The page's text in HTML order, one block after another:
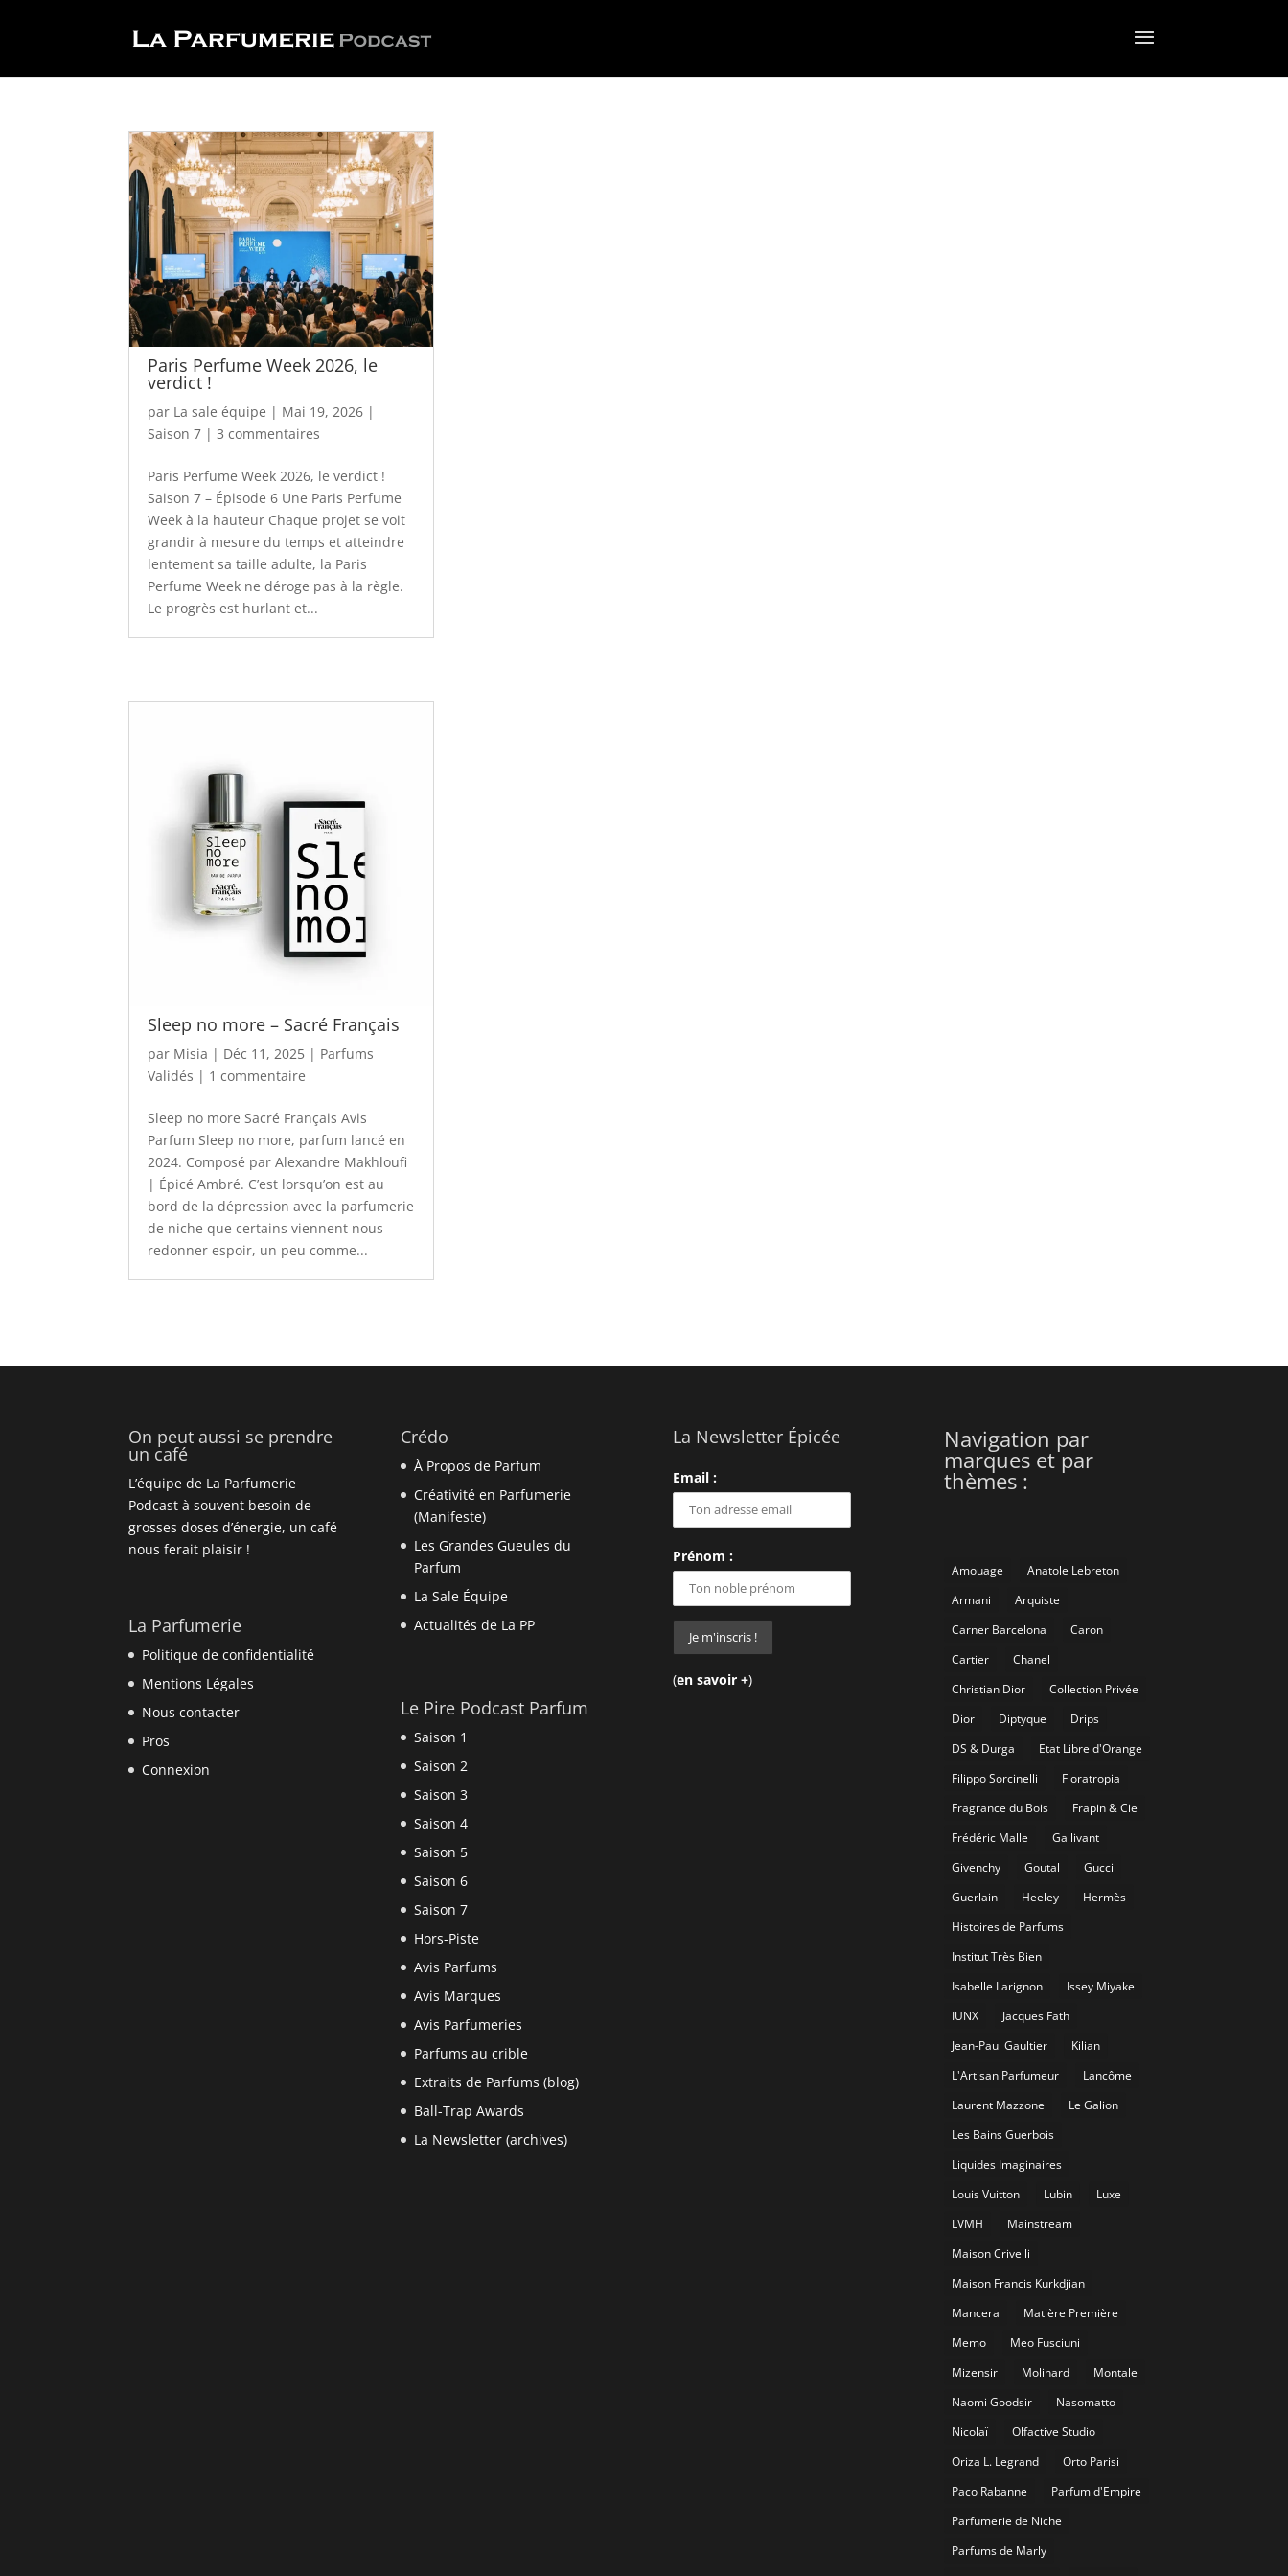
Paris Perfume Week 2026, le
verdict !
par La sale équipe | Mai 19, 2026 |
Saison 7 |3 commentaires
Paris Perfume Week 2026, le verdict !
Saison 7 – Épisode 6 Une Paris Perfume
Week à la hauteur Chaque projet se voit
grandir à mesure du temps et atteindre
lentement sa taille adulte, la Paris
Perfume Week ne déroge pas à la règle.
Le progrès est hurlant et...
Sleep no more – Sacré Français
par Misia | Déc 11, 2025 | Parfums
Validés | 1 commentaire
Sleep no more Sacré Français Avis
Parfum Sleep no more, parfum lancé en
2024. Composé par Alexandre Makhloufi
| Épicé Ambré. C’est lorsqu’on est au
bord de la dépression avec la parfumerie
de niche que certains viennent nous
redonner espoir, un peu comme...
On peut aussi se prendre
un café
L’équipe de La Parfumerie
Podcast à souvent besoin de
grosses doses d’énergie, un café
nous ferait plaisir !
La Parfumerie
Politique de confidentialité
Mentions Légales
Nous contacter
Pros
Connexion
Crédo
À Propos de Parfum
Créativité en Parfumerie
(Manifeste)
Les Grandes Gueules du
Parfum
La Sale Équipe
Actualités de La PP
Le Pire Podcast Parfum
Saison 1
Saison 2
Saison 3
Saison 4
Saison 5
Saison 6
Saison 7
Hors-Piste
Avis Parfums
Avis Marques
Avis Parfumeries
Parfums au crible
Extraits de Parfums (blog)
Ball-Trap Awards
La Newsletter (archives)
La Newsletter Épicée
Email :
Prénom :
(en savoir +)
Navigation par
marques et par
thèmes :
Amouage
Anatole Lebreton
Armani
Arquiste
Carner Barcelona
Caron
Cartier
Chanel
Christian Dior
Collection Privée
Dior
Diptyque
Drips
DS & Durga
Etat Libre d'Orange
Filippo Sorcinelli
Floratropia
Fragrance du Bois
Frapin & Cie
Frédéric Malle
Gallivant
Givenchy
Goutal
Gucci
Guerlain
Heeley
Hermès
Histoires de Parfums
Institut Très Bien
Isabelle Larignon
Issey Miyake
IUNX
Jacques Fath
Jean-Paul Gaultier
Kilian
L'Artisan Parfumeur
Lancôme
Laurent Mazzone
Le Galion
Les Bains Guerbois
Liquides Imaginaires
Louis Vuitton
Lubin
Luxe
LVMH
Mainstream
Maison Crivelli
Maison Francis Kurkdjian
Mancera
Matière Première
Memo
Meo Fusciuni
Mizensir
Molinard
Montale
Naomi Goodsir
Nasomatto
Nicolaï
Olfactive Studio
Oriza L. Legrand
Orto Parisi
Paco Rabanne
Parfum d'Empire
Parfumerie de Niche
Parfums de Marly